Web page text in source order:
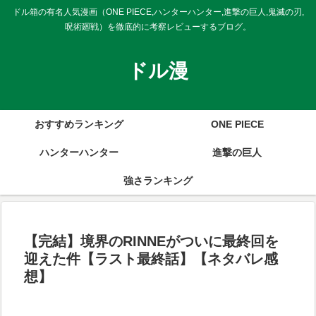
ドル箱の有名人気漫画（ONE PIECE,ハンターハンター,進撃の巨人,鬼滅の刃,
呪術廻戦）を徹底的に考察レビューするブログ。
ドル漫
おすすめランキング ONE PIECE
ハンターハンター 進撃の巨人
強さランキング
【完結】境界のRINNEがついに最終回を
迎えた件【ラスト最終話】【ネタバレ感
想】